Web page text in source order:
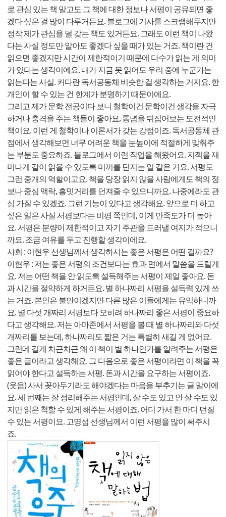
로 관심 있는 책 말고도 그 책에 대한 정보나 서평이 공유되면 좋
겠다 싶은 걸 많이 다루거든요. 블로그에 기사를 스크랩해두지만
정작 제가 관심을 덜 갖는 책도 있거든요. 그래도 이런 책이 나왔
다는 사실 정도만 알아도 좋겠다 싶을 때가 있는 거죠. 책이란 건
읽으면 좋겠지만 시간이 제한적이기 때문에 다수가 읽는 게 의미
가 있다는 생각이에요. 내가 지금 못 읽어도 우리 중에 누군가는
읽는다는 사실. 커다란 독서공동체 비슷한 걸 생각하는 거지요. 한
개인이 할 수 있는 건 한계가 분명하기 때문이에요.
그리고 제가 문학 전공이다 보니 철학이건 문학이건 생각을 자극
하거나 충격을 주는 책들이 좋아요, 통념을 뒤집어보는 도전적인
책이요. 이런 게 철학이나 이론서가 갖는 강점이죠. 독서공동체 관
점에서 생각해보면 너무 어려운 책을 눈높이에 적절하게 맞춰주
는 부분도 중요하죠. 블로그에서 이런 작업을 해왔어요. 지젝을 재
미나게 같이 읽을 수 있도록 미끼를 던지는 일 같은 거요. 서평도
그런 중개의 역할이고요. 책을 당장 읽지 않을 사람에게도 책의 정
보나 중심 맥락, 흥밋거리를 던져줄 수 있으니까요. 나중에라도 관
심 가질 수 있겠죠. 그런 기능이 있다고 생각해요. 앞으로 더 하고
싶은 일은 사실 서평보다는 비평 쪽인데, 이게 만족도가 더 높아
요. 서평은 분량이 제한적이고 자기 주관을 드러낼 여지가 적으니
까요. 조금 여유를 두고 진행할 생각이에요.
사회 : 이현우 선생님께서 생각하시는 좋은 서평은 어떤 걸까요?
이현우 : 저는 좋은 서평의 조건보다는 효과 면에서 말씀을 드릴게
요. 저는 어떤 책을 안 읽도록 설득해주는 서평이 제일 좋아요. 돈
과 시간을 절약하게 하거든요. 별 하나짜리 서평을 설득력 있게 쓰
는 거죠. 본인은 불만이겠지만 다른 많은 이들에게는 유익하니까
요. 별 다섯 개짜리 서평보다 오히려 하나짜리 좋은 서평이 중요하
다고 생각해요. 저는 아마존에서 서평을 볼 때 별 하나짜리와 다섯
개짜리를 보는데, 하나짜리도 짧은 거는 특별히 새길 게 없어요.
그런데 길게 차근차근 왜 이 책이 별 하나인가를 알려주는 서평은
좋은 글이라고 생각해요. 그 다음으로 좋은 서평이라면 이 책을 꼭
읽어야 한다고 설득하는 서평. 돈과 시간을 요구하는 서평이죠.
(웃음) 사서 꽂아두기라도 해야겠다는 마음을 부추기는 글 말이에
요. 세 번째는 잘 정리해주는 서평인데, 살 수도 있고 안 살 수도 있
지만 읽은 척할 수 있게 해주는 서평이죠. 어디 가서 한 마디 던질
수 있는 서평이요. 고명섭 선생님께서 이런 서평을 많이 써주시
죠.